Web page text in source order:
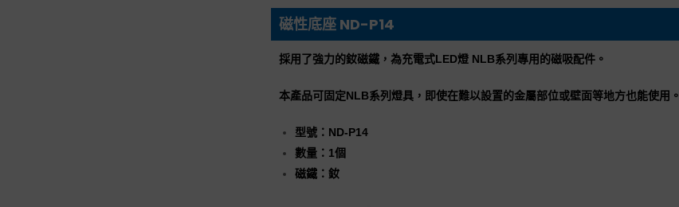
磁性底座 ND-P14
採用了強力的釹磁鐵，為充電式LED燈 NLB系列專用的磁吸配件。
本產品可固定NLB系列燈具，即使在難以設置的金屬部位或壁面等地方也能使用。
型號：ND-P14
數量：1個
磁鐵：釹